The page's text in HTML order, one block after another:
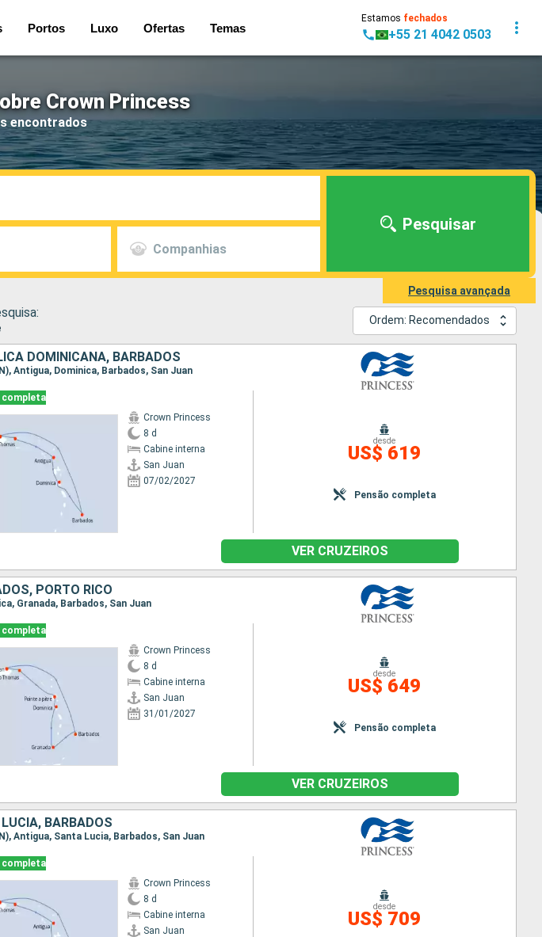
Portos Luxo Ofertas Temas
Estamos fechados
+55 21 4042 0503
Crown Princess
encontrados
Companhias
Pesquisar
Pesquisa avançada
Ordem: Recomendados
DOMINICANA, BARBADOS
Antigua, Dominica, Barbados, San Juan
completa
Crown Princess
8 d
Cabine interna
San Juan
07/02/2027
desde
US$ 619
Pensão completa
VER CRUZEIROS
PORTO RICO
Granada, Barbados, San Juan
completa
Crown Princess
8 d
Cabine interna
San Juan
31/01/2027
desde
US$ 649
Pensão completa
VER CRUZEIROS
BARBADOS
Antigua, Santa Lucia, Barbados, San Juan
completa
Crown Princess
8 d
Cabine interna
San Juan
desde
US$ 709